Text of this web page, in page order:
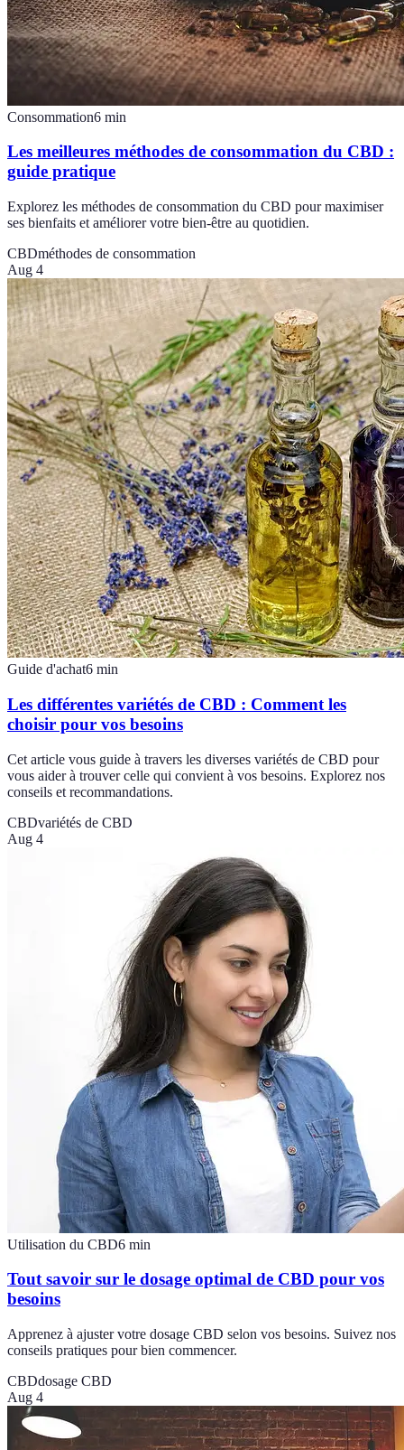
Consommation6 min
Les meilleures méthodes de consommation du CBD :
guide pratique
Explorez les méthodes de consommation du CBD pour maximiser
ses bienfaits et améliorer votre bien-être au quotidien.
CBDméthodes de consommation
Aug 4
Guide d'achat6 min
Les différentes variétés de CBD : Comment les
choisir pour vos besoins
Cet article vous guide à travers les diverses variétés de CBD pour
vous aider à trouver celle qui convient à vos besoins. Explorez nos
conseils et recommandations.
CBDvariétés de CBD
Aug 4
Utilisation du CBD6 min
Tout savoir sur le dosage optimal de CBD pour vos
besoins
Apprenez à ajuster votre dosage CBD selon vos besoins. Suivez nos
conseils pratiques pour bien commencer.
CBDdosage CBD
Aug 4